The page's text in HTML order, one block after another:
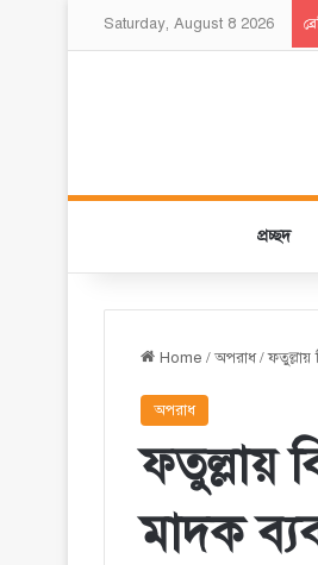
Saturday, August 8 2026
প্রচ্ছদ
Home /অপরাধ/ফতুল্লায়
অপরাধ
ফতুল্লায়
মাদক